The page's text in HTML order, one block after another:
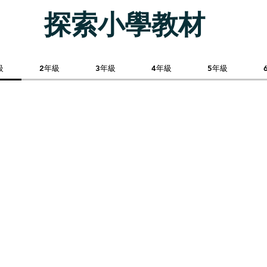
​探索小學教材
2年級 3年級 4年級 5年級